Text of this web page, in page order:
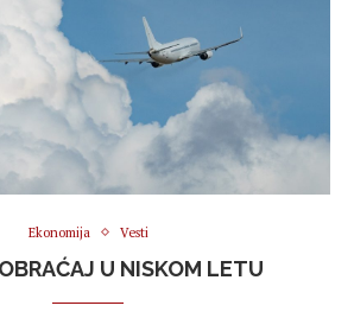
Ekonomija Vesti
U NISKOM LETU